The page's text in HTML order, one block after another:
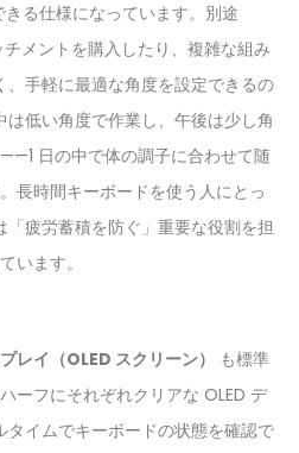
る仕様になっています。別途
メントを購入したり、複雑な組み
手軽に最適な角度を設定できるの
低い角度で作業し、午後は少し角
日の中で体の調子に合わせて随
長時間キーボードを使う人にとっ
「疲労蓄積を防ぐ」重要な役割を担
います。
レイ（OLED スクリーン）
も標準
ーフにそれぞれクリアな OLED デ
タイムでキーボードの状態を確認で